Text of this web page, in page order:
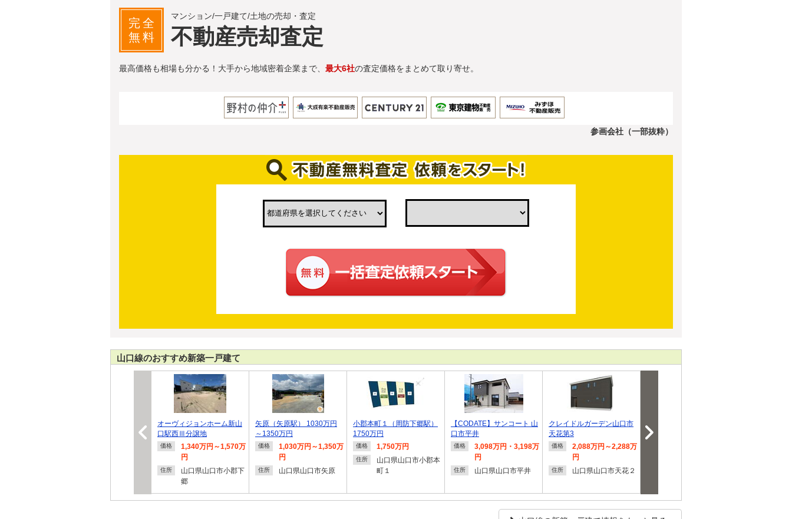
完全
無料
マンション/一戸建て/土地の売却・査定
不動産売却査定
最高価格も相場も分かる！大手から地域密着企業まで、 最大6社の査定価格をまとめて取り寄せ。
参画会社（一部抜粋）
山口線のおすすめ新築一戸建て
オーヴィジョンホーム新山
口駅西Ⅲ分譲地
価格
1,340万円～1,570万
円
住所
山口県山口市小郡下
郷
矢原（矢原駅） 1030万円
～1350万円
価格
1,030万円～1,350万
円
住所 山口県山口市矢原
小郡本町１（周防下郷駅）
1750万円
価格 1,750万円
住所
山口県山口市小郡本
町１
【CODATE】サンコート 山
口市平井
価格
3,098万円・3,198万
円
住所 山口県山口市平井
クレイドルガーデン山口市
天花第3
価格
2,088万円～2,288万
円
住所 山口県山口市天花２
口市黒川